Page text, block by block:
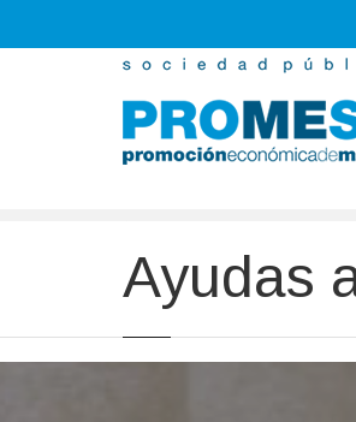
Ayudas